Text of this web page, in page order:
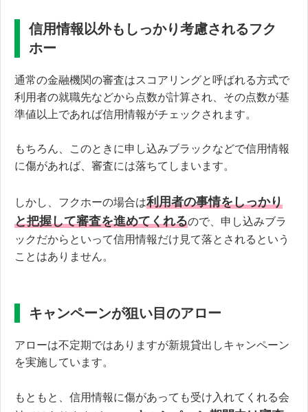
信用情報以外もしっかり考慮されるフク
ホー
通常の金融機関の審査はスコアリングと呼ばれる方式で
利用者の就職先などから点数が計算され、その点数が基
準値以上であれば信用情報がチェックされます。
もちろん、このときに申し込みブラックなどで信用情報
に傷があれば、審査には落ちてしまいます。
しかし、フクホーの場合は利用者の事情をしっかり
と把握して審査を進めてくれるので、申し込みブラ
ックだからといって信用情報だけ見て落とされるという
ことはありません。
キャンペーンが狙い目のアロー
アローは不定期ではありますが新規貸出しキャンペーン
を実施しています。
もともと、信用情報に傷があっても受け入れてくれる会